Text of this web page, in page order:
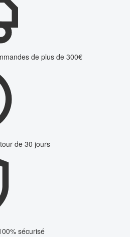
de plus de 300€
de 30 jours
sécurisé